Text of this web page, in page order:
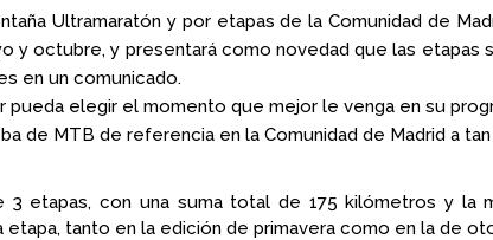
Ultramaratón y por etapas de la Comunidad de
y octubre, y presentará como novedad que las etapas
en un comunicado.
elegir el momento que mejor le venga en su
de MTB de referencia en la Comunidad de Madrid a
etapas, con una suma total de 175 kilómetros y la
tanto en la edición de primavera como en la de